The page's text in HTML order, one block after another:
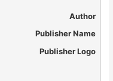
Author
Publisher Name
Publisher Logo